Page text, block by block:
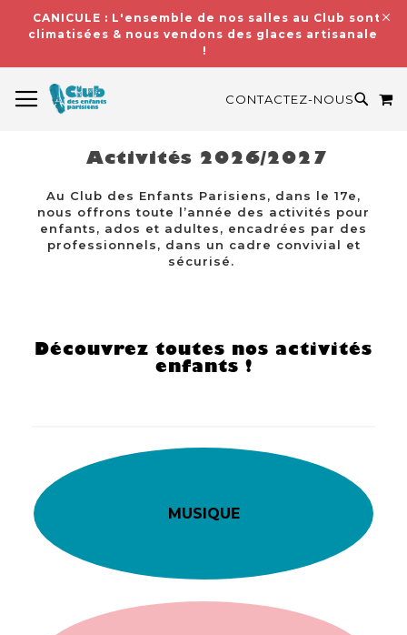
CANICULE : L'ensemble de nos salles au Club sont
climatisées & nous vendons des glaces artisanales
!
CONTACTEZ-NOUS
Activités 2026/2027
Au Club des Enfants Parisiens, dans le 17e,
nous offrons toute l’année des activités pour
enfants, ados et adultes, encadrées par des
professionnels, dans un cadre convivial et
sécurisé.
Découvrez toutes nos activités
enfants !
MUSIQUE